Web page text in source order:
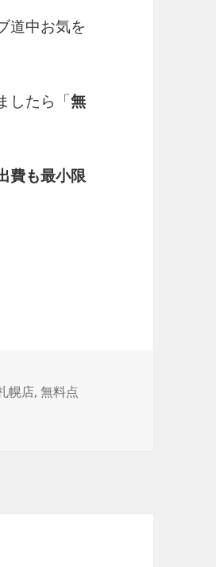
道中お気を
したら「無
費も最小限
幌店,無料点